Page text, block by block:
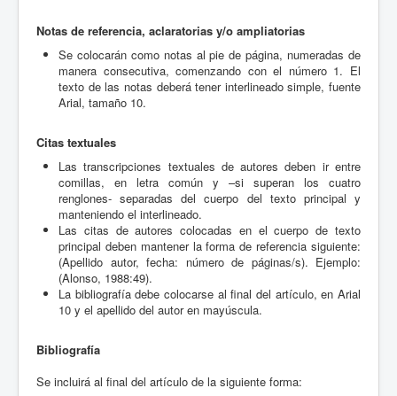
Notas de referencia, aclaratorias y/o ampliatorias
Se colocarán como notas al pie de página, numeradas de
manera consecutiva, comenzando con el número 1. El
texto de las notas deberá tener interlineado simple, fuente
Arial, tamaño 10.
Citas textuales
Las transcripciones textuales de autores deben ir entre
comillas, en letra común y –si superan los cuatro
renglones- separadas del cuerpo del texto principal y
manteniendo el interlineado.
Las citas de autores colocadas en el cuerpo de texto
principal deben mantener la forma de referencia siguiente:
(Apellido autor, fecha: número de páginas/s). Ejemplo:
(Alonso, 1988:49).
La bibliografía debe colocarse al final del artículo, en Arial
10 y el apellido del autor en mayúscula.
Bibliografía
Se incluirá al final del artículo de la siguiente forma: